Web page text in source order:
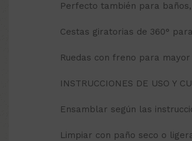
Perfecto también para
Cestas giratorias de 360°
Ruedas con freno para
INSTRUCCIONES DE USO Y
Ensamblar según las
Limpiar con paño seco o